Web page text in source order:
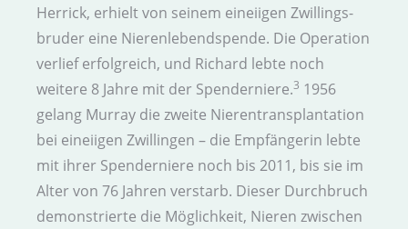
Herrick, erhielt von seinem eineiigen Zwillings­
bruder eine Nieren­lebendspende. Die Operation
verlief erfolgreich, und Richard lebte noch
weitere 8 Jahre mit der Spender­niere.3 1956
gelang Murray die zweite Nieren­transplantation
bei ein­eiigen Zwillingen – die Empfängerin lebte
mit ihrer Spender­niere noch bis 2011, bis sie im
Alter von 76 Jahren verstarb. Dieser Durch­bruch
demonstrierte die Möglichkeit, Nieren zwischen